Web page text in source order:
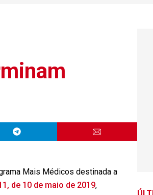
Mais Médicos destinada a
de 10 de maio de 2019,